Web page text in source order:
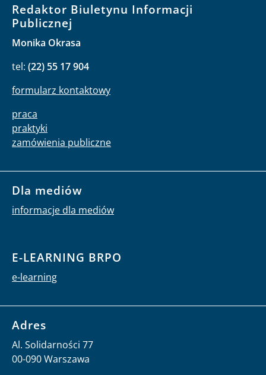
Redaktor Biuletynu Informacji
Publicznej
Monika Okrasa
tel: (22) 55 17 904
formularz kontaktowy
praca
praktyki
zamówienia publiczne
Dla mediów
informacje dla mediów
E-LEARNING BRPO
e-learning
Adres
Al. Solidarności 77
00-090 Warszawa